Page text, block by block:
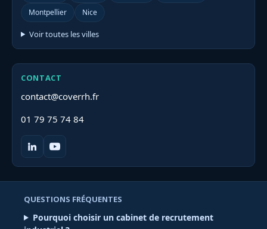
Montpellier
Nice
Voir toutes les villes
CONTACT
contact@coverrh.fr
01 79 75 74 84
QUESTIONS FRÉQUENTES
Pourquoi choisir un cabinet de recrutement